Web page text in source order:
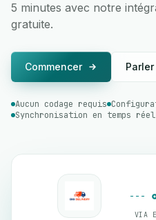
5 minutes avec notre
gratuite.
Commencer
Aucun codage requis
Synchronisation en temps réel
VIA